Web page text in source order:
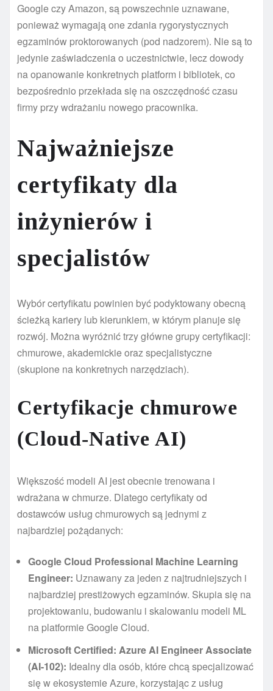
Google czy Amazon, są powszechnie uznawane,
ponieważ wymagają one zdania rygorystycznych
egzaminów proktorowanych (pod nadzorem). Nie są to
jedynie zaświadczenia o uczestnictwie, lecz dowody
na opanowanie konkretnych platform i bibliotek, co
bezpośrednio przekłada się na oszczędność czasu
firmy przy wdrażaniu nowego pracownika.
Najważniejsze
certyfikaty dla
inżynierów i
specjalistów
Wybór certyfikatu powinien być podyktowany obecną
ścieżką kariery lub kierunkiem, w którym planuje się
rozwój. Można wyróżnić trzy główne grupy certyfikacji:
chmurowe, akademickie oraz specjalistyczne
(skupione na konkretnych narzędziach).
Certyfikacje chmurowe
(Cloud-Native AI)
Większość modeli AI jest obecnie trenowana i
wdrażana w chmurze. Dlatego certyfikaty od
dostawców usług chmurowych są jednymi z
najbardziej pożądanych:
Google Cloud Professional Machine Learning
Engineer: Uznawany za jeden z najtrudniejszych i
najbardziej prestiżowych egzaminów. Skupia się na
projektowaniu, budowaniu i skalowaniu modeli ML
na platformie Google Cloud.
Microsoft Certified: Azure AI Engineer Associate
(AI-102): Idealny dla osób, które chcą specjalizować
się w ekosystemie Azure, korzystając z usług